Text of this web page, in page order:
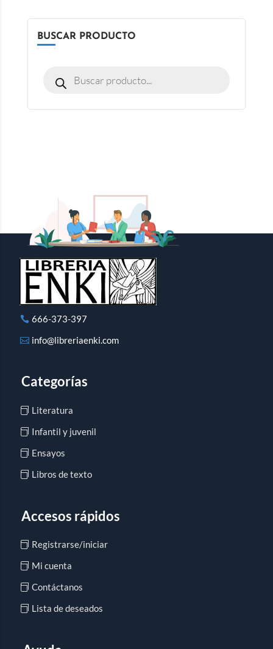
BUSCAR PRODUCTO
666-373-397
info@libreriaenki.com
Categorías
Literatura
Infantil y juvenil
Ensayos
Libros de texto
Accesos rápidos
Registrarse/iniciar
Mi cuenta
Contáctanos
Lista de deseados